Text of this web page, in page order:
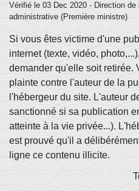
Vérifié le 03 Dec 2020 - Direction
administrative (Première ministre)
Si vous êtes victime d'une
internet (texte, vidéo,
demander qu'elle soit retirée.
plainte contre l'auteur de la
l'hébergeur du site. L'auteur
sanctionné si sa publication
atteinte à la vie privée...).
est prouvé qu'il a
ligne ce contenu illicite.